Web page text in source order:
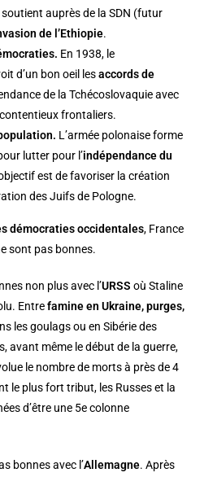
soutient auprès de la SDN (futur
de l’Ethiopie.
En 1938, le
d’un bon oeil lesaccords de
de la Tchécoslovaquie avec
frontaliers.
L’armée polonaise forme
lutter pour l’indépendance du
est de favoriser la création
des Juifs de Pologne.
démocraties occidentales, France
sont pas bonnes.
non plus avec l’URSS où Staline
Entrefamine en Ukraine, purges,
les goulags ou en Sibérie des
avant même le début de la guerre,
le nombre de morts à près de 4
le plus fort tribut, les Russes et la
d’être une 5e colonne
bonnes avec l’Allemagne. Après